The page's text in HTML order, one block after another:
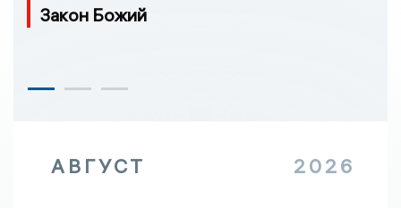
Закон Божий
АВГУСТ 2026